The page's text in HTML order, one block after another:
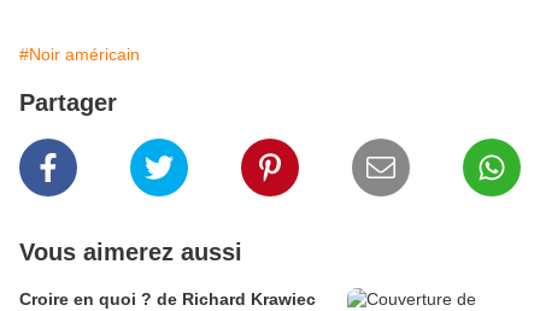
#Noir américain
Partager
Vous aimerez aussi
Croire en quoi ? de Richard Krawiec